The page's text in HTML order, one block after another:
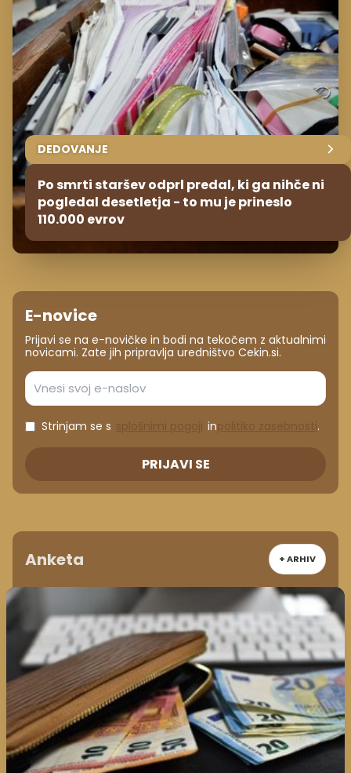
DEDOVANJE
Po smrti staršev odprl predal, ki ga nihče ni
pogledal desetletja - to mu je prineslo
110.000 evrov
E-novice
Prijavi se na e-novičke in bodi na tekočem z aktualnimi
novicami. Zate jih pripravlja uredništvo Cekin.si.
Strinjam se s in .
PRIJAVI SE
Anketa + ARHIV